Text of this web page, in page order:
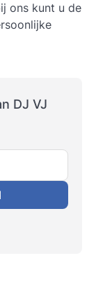
ons kunt u de
DJ VJ